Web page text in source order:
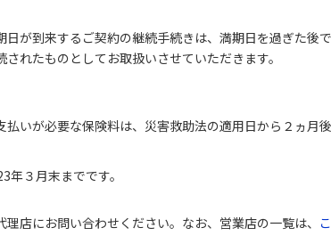
が到来するご契約の継続手続きは、満期日を過ぎた後
れたものとしてお取扱いさせていただきます。
いが必要な保険料は、災害救助法の適用日から２ヵ月
３月末までです。
店にお問い合わせください。なお、営業店の一覧は、